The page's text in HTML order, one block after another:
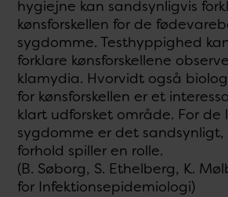
hygiejne kan sandsynligvis
kønsforskellen for de
sygdomme. Testhyppighed
forklare kønsforskellene
klamydia. Hvorvidt også
for kønsforskellen er et
klart udforsket område. For de
sygdomme er det sandsynligt,
forhold spiller en rolle.
(B. Søborg, S. Ethelberg, K.
for Infektionsepidemiologi)